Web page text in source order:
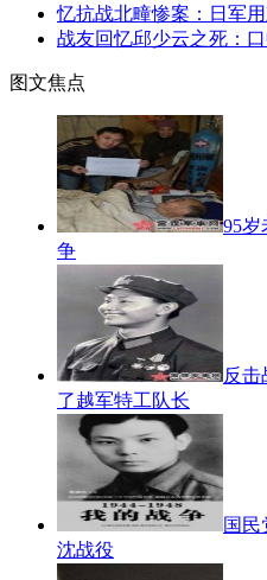
忆抗战北疃惨案：日军
战友回忆邱少云之死：
图文焦点
95岁
争
反击
了越军特工队长
国民
沈战役